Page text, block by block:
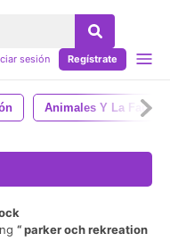
sesión Regístrate
Animales Y La Fauna
parker och rekreation